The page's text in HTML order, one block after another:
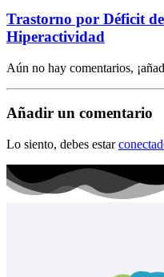
Trastorno por Déficit
Hiperactividad
Aún no hay comentarios,
Añadir un comentario
Lo siento, debes estar